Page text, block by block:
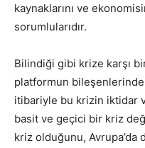
kaynaklarını ve
sorumlularıdır.
Bilindiği gibi krize karşı
platformun
itibariyle bu krizin iktidar
basit ve geçici bir kriz
kriz olduğunu, Avrupa’da